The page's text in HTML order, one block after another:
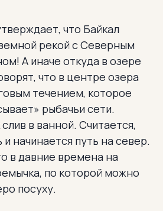
что Байкал
рекой с Северным
А иначе откуда в озере
что в центре озера
течением, которое
рыбачьи сети.
в ванной. Считается,
начинается путь на север.
в давние времена на
по которой можно
посуху.